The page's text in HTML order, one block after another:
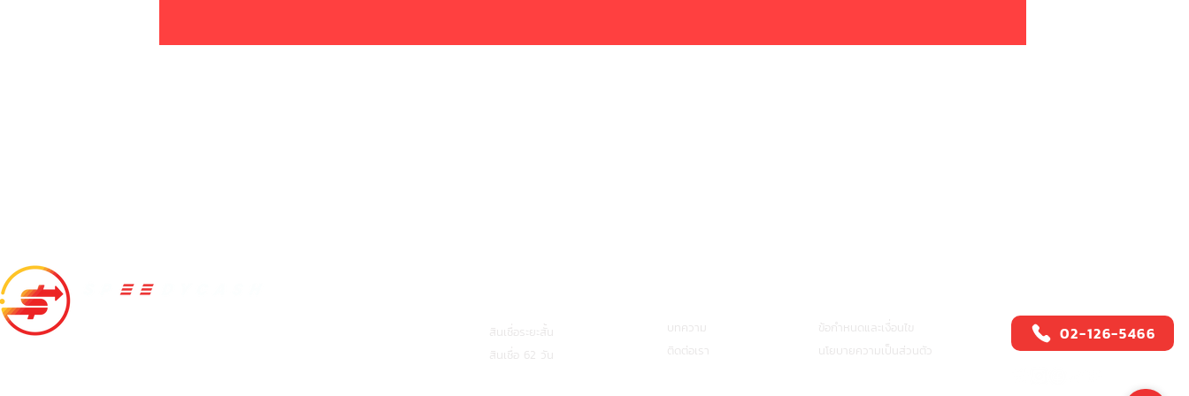
สินเชื่อระยะสั้น
สินเชื่อ 62 วัน
บทความ
ติดต่อเรา
ข้อกำหนดและเงื่อนไข
นโยบายความเป็นส่วนตัว
02-126-5466